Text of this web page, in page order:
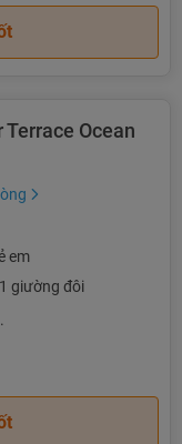
Ocean
em
giường đôi